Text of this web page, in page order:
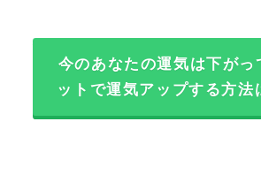
今のあなたの運気は下がっ
ットで運気アップする方法